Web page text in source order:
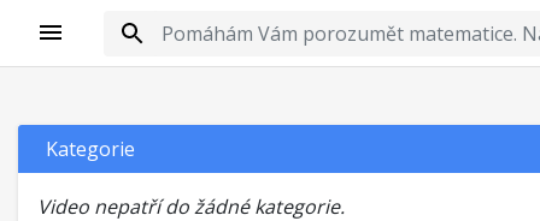
Kategorie
Video nepatří do žádné kategorie.